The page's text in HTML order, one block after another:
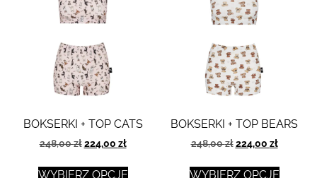
BOKSERKI + TOP CATS
248,00zł 224,00 zł
WYBIERZ OPCJE
BOKSERKI + TOP BEARS
248,00zł 224,00 zł
WYBIERZ OPCJE